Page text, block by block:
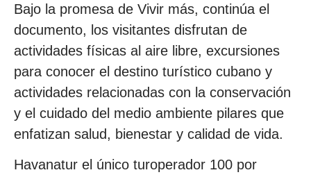
Bajo la promesa de Vivir más, continúa el
documento, los visitantes disfrutan de
actividades físicas al aire libre, excursiones
para conocer el destino turístico cubano y
actividades relacionadas con la conservación
y el cuidado del medio ambiente pilares que
enfatizan salud, bienestar y calidad de vida.
Havanatur el único turoperador 100 por